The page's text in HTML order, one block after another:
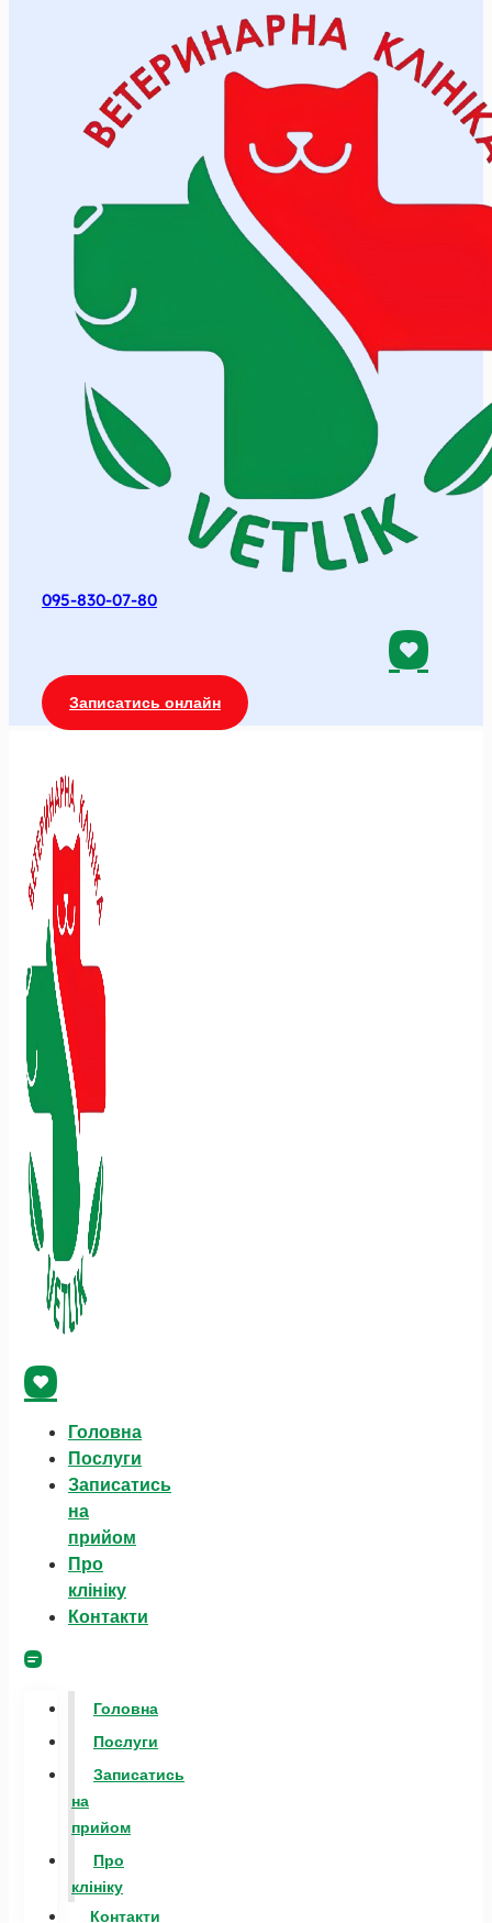
095-830-07-80
Записатись онлайн
Головна
Послуги
Записатись
на
прийом
Про
клініку
Контакти
Головна
Послуги
Записатись
на
прийом
Про
клініку
Контакти